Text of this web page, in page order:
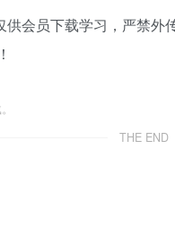
会员下载学习，严禁
THE END